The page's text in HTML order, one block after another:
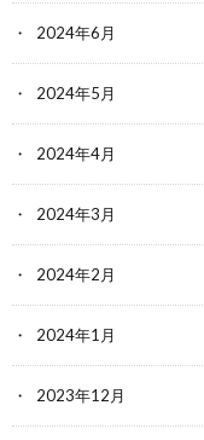
2024年6月
2024年5月
2024年4月
2024年3月
2024年2月
2024年1月
2023年12月